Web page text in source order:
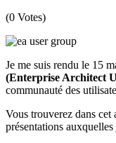
(0 Votes)
Je me suis rendu le 15
(Enterprise Architect
communauté des
Vous trouverez dans cet
présentations auxquelles